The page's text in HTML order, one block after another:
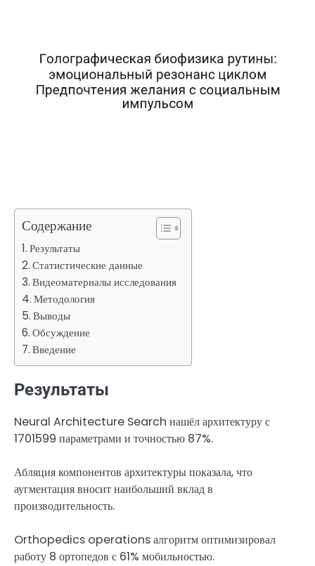
Содержание
Результаты
Статистические данные
Видеоматериалы исследования
Методология
Выводы
Обсуждение
Введение
Результаты
Neural Architecture Search нашёл архитектуру с
1701599 параметрами и точностью 87%.
Абляция компонентов архитектуры показала, что
аугментация вносит наибольший вклад в
производительность.
Orthopedics operations алгоритм оптимизировал
работу 8 ортопедов с 61% мобильностью.